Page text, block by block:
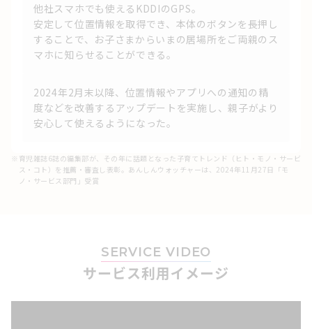
他社スマホでも使えるKDDIのGPS。
安定して位置情報を取得でき、本体のボタンを⻑押し
することで、お⼦さまからいまの居場所をご両親のス
マホに知らせることができる。
2024年2⽉末以降、位置情報やアプリへの通知の精
度などを改善するアップデートを実施し、親⼦がより
安⼼して使えるようになった。
※ 育児雑誌6誌の編集部が、その年に話題となった子育てトレンド（ヒト・モノ・サービ
ス・コト）を推薦・審査し表彰。あんしんウォッチャーは、2024年11月27日「モ
ノ・サービス部門」受賞
SERVICE VIDEO
サービス利用イメージ